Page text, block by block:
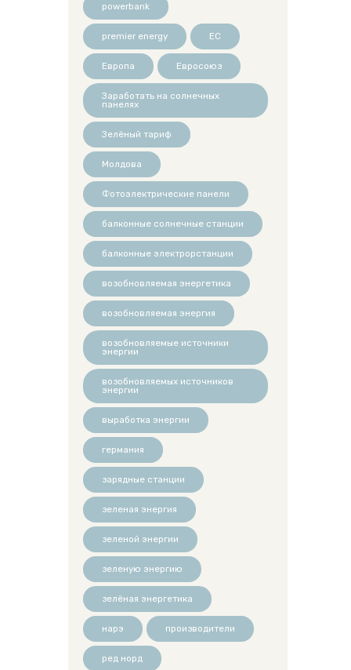
powerbank
premier energy ЕС
Европа Евросоюз
Заработать на солнечных
панелях
Зелёный тариф
Молдова
Фотоэлектрические панели
балконные солнечные станции
балконные электрорстанции
возобновляемая энергетика
возобновляемая энергия
возобновляемые источники
энергии
возобновляемых источников
энергии
выработка энергии
германия
зарядные станции
зеленая энергия
зеленой энергии
зеленую энергию
зелёная энергетика
нарэ производители
ред норд